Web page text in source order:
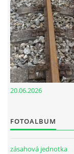
20.06.2026
FOTOALBUM
zásahová jednotka